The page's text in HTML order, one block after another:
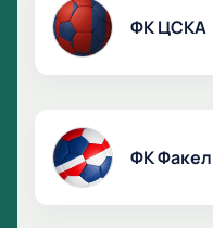
ФК ЦСКА
ФК Факел